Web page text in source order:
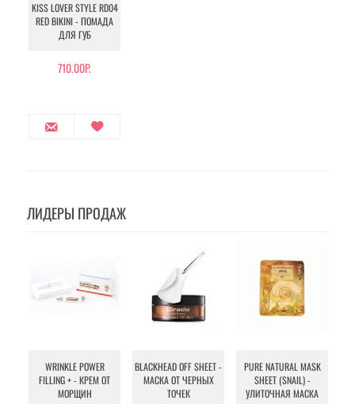
KISS LOVER STYLE RD04
RED BIKINI - ПОМАДА
ДЛЯ ГУБ
710.00Р.
ЛИДЕРЫ ПРОДАЖ
WRINKLE POWER
FILLING + - КРЕМ ОТ
МОРЩИН
BLACKHEAD OFF SHEET -
МАСКА ОТ ЧЕРНЫХ
ТОЧЕК
PURE NATURAL MASK
SHEET (SNAIL) -
УЛИТОЧНАЯ МАСКА